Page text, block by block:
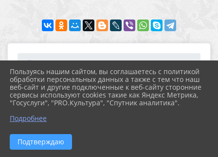
Главная МЕРОПРИЯТИЯ
Новости
Архив новостей за 2022...
Тематическая выставка-...
02.03.2022 20:31
ТЕМАТИЧЕСКАЯ ВЫСТАВКА-ПРОСМОТР
Пользуясь нашим сайтом, вы соглашаетесь с политикой
обработки персональных данных а также с тем что наш
веб-сайт и другие подключенные к веб-сайту сторонние
сервисы используют cookies такие как Яндекс Метрика,
"Госуслуги", "PRO.Культура", "Спутник аналитика".
Подробнее
Подтверждаю